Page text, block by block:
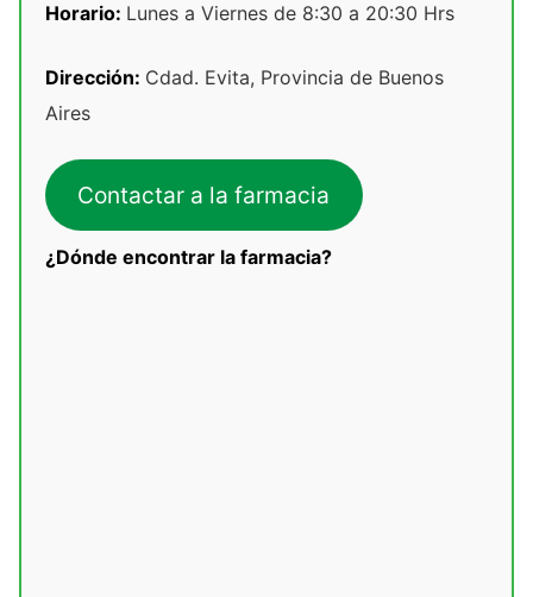
Horario: Lunes a Viernes de 8:30 a 20:30 Hrs
Dirección: Cdad. Evita, Provincia de Buenos
Aires
Contactar a la farmacia
¿Dónde encontrar la farmacia?